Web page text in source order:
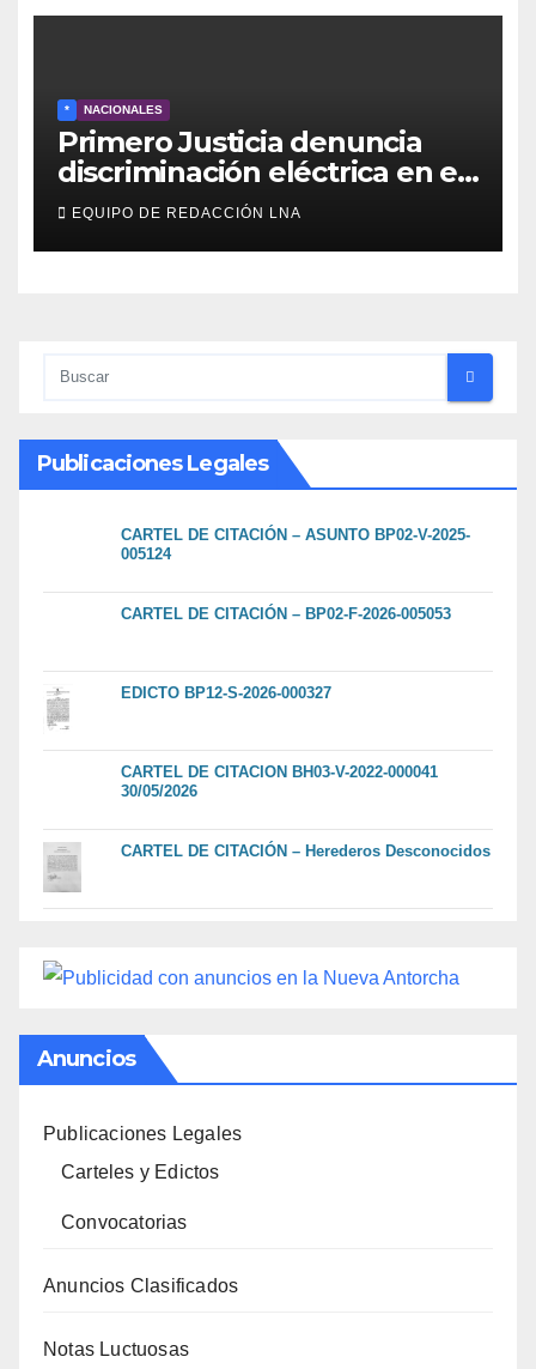
* NACIONALES
Primero Justicia denuncia
discriminación eléctrica en el
interior del país
EQUIPO DE REDACCIÓN LNA
Publicaciones Legales
CARTEL DE CITACIÓN – ASUNTO BP02-V-2025-
005124
CARTEL DE CITACIÓN – BP02-F-2026-005053
EDICTO BP12-S-2026-000327
CARTEL DE CITACION BH03-V-2022-000041
30/05/2026
CARTEL DE CITACIÓN – Herederos Desconocidos
Anuncios
Publicaciones Legales
Carteles y Edictos
Convocatorias
Anuncios Clasificados
Notas Luctuosas